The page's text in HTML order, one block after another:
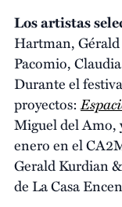
Los artistas
Hartman,
Pacomio,
Durante el
proyectos:
Miguel del Amo,
enero en el
Gerald Kurdian
de La Casa